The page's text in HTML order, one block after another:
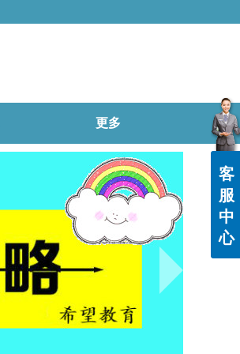
更多
客
服
中
心